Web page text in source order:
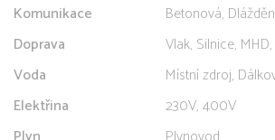
Komunikace
Betonová,
Doprava
Vlak, Silnice,
Voda
Místní zdroj,
Elektřina
230V, 400V